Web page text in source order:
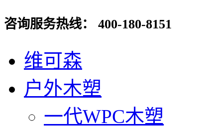
咨询服务热线： 400-180-8151
维可森
户外木塑
一代WPC木塑